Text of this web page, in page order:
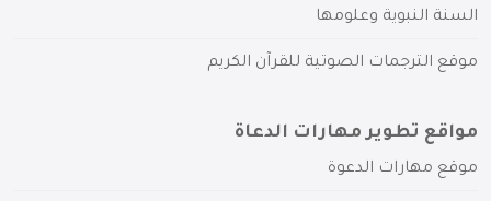
السنة النبوية وعلومها
موقع الترجمات الصوتية للقرآن الكريم
مواقع تطوير مهارات الدعاة
موقع مهارات الدعوة